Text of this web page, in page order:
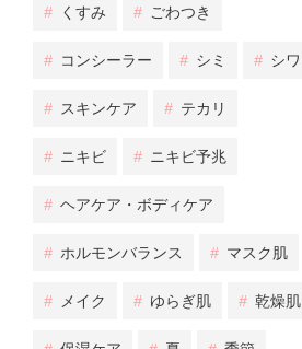
# くすみ # ごわつき
# コンシーラー # シミ # シワ
# スキンケア # テカリ
# ニキビ # ニキビ予兆
# ヘアケア・ボディケア
# ホルモンバランス # マスク肌
# メイク # ゆらぎ肌 # 乾燥肌